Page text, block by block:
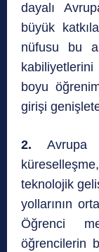
dayalı
büyük
nüfusu bu
boyu
girişi
2. Avrupa
teknolojik
yollarının
Öğrenci
öğrencilerin